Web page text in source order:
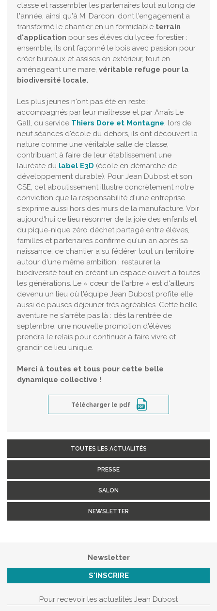
classe et rassembler les partenaires tout au long de
l'année, ainsi qu'à M. Darcon, dont l'engagement a
transformé le chantier en un formidable terrain
d'application pour ses élèves du lycée forestier :
ensemble, ils ont façonné le bois avec passion pour
créer bureaux et assises en extérieur, tout en
aménageant une mare, véritable refuge pour la
biodiversité locale.
Les plus jeunes n'ont pas été en reste :
accompagnés par leur maîtresse et par Anaïs Le
Gall, du service Thiers Dore et Montagne, lors de
neuf séances d'école du dehors, ils ont découvert la
nature comme une véritable salle de classe,
contribuant à faire de leur établissement une
lauréate du label E3D (école en démarche de
développement durable). Pour Jean Dubost et son
CSE, cet aboutissement illustre concrètement notre
conviction que la responsabilité d'une entreprise
s'exprime aussi hors des murs de la manufacture. Voir
aujourd'hui ce lieu résonner de la joie des enfants et
du pique-nique zéro déchet partagé entre élèves,
familles et partenaires confirme qu'un an après sa
naissance, ce chantier a su fédérer tout un territoire
autour d'une même ambition : restaurer la
biodiversité tout en créant un espace ouvert à toutes
les générations. Le « cœur de l'arbre » est d'ailleurs
devenu un lieu où l'équipe Jean Dubost profite elle
aussi de pauses déjeuner très agréables. Cette belle
aventure ne s'arrête pas là : dès la rentrée de
septembre, une nouvelle promotion d'élèves
prendra le relais pour continuer à faire vivre et
grandir ce lieu unique.
Merci à toutes et tous pour cette belle
dynamique collective !
Télécharger le pdf
TOUTES LES ACTUALITÉS
PRESSE
SALON
NEWSLETTER
Newsletter
S'INSCRIRE
Pour recevoir les actualités Jean Dubost